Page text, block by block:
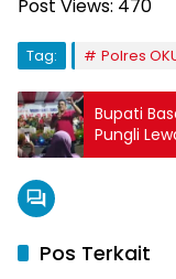
Post Views: 470
Tag: Polres
Bupati
Pungli
Pos Terkait